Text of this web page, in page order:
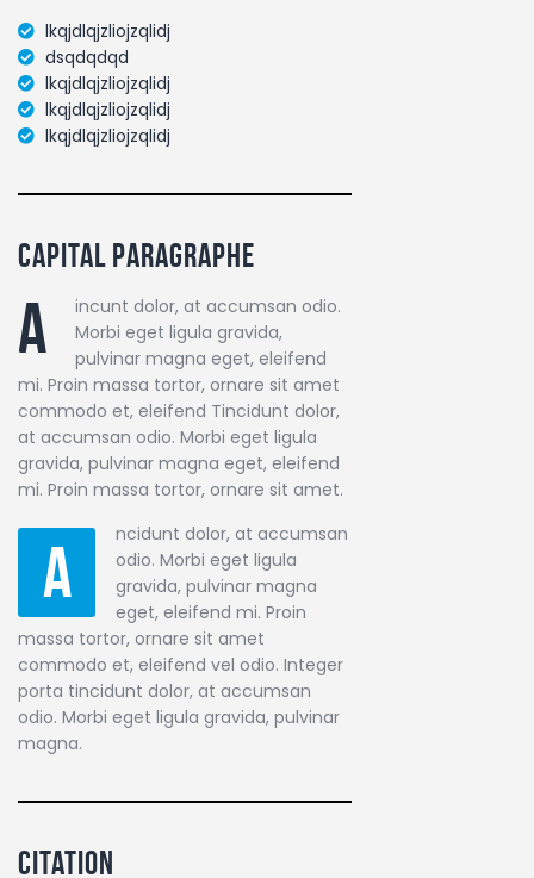
lkqjdlqjzliojzqlidj
dsqdqdqd
lkqjdlqjzliojzqlidj
lkqjdlqjzliojzqlidj
lkqjdlqjzliojzqlidj
Capital paragraphe
A
incunt dolor, at accumsan odio.
Morbi eget ligula gravida,
pulvinar magna eget, eleifend
mi. Proin massa tortor, ornare sit amet
commodo et, eleifend Tincidunt dolor,
at accumsan odio. Morbi eget ligula
gravida, pulvinar magna eget, eleifend
mi. Proin massa tortor, ornare sit amet.
A
ncidunt dolor, at accumsan
odio. Morbi eget ligula
gravida, pulvinar magna
eget, eleifend mi. Proin
massa tortor, ornare sit amet
commodo et, eleifend vel odio. Integer
porta tincidunt dolor, at accumsan
odio. Morbi eget ligula gravida, pulvinar
magna.
Citation